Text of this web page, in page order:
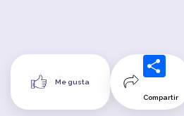
Me gusta
Compartir